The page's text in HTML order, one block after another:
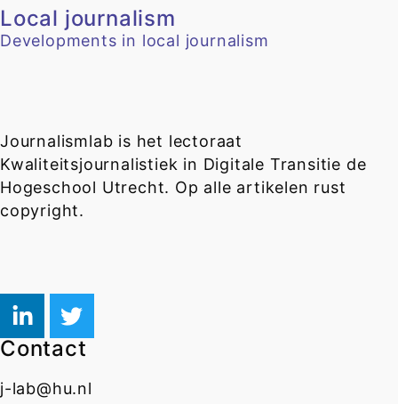
Local journalism
Developments in local journalism
Journalismlab is het lectoraat
Kwaliteitsjournalistiek in Digitale Transitie de
Hogeschool Utrecht. Op alle artikelen rust
copyright.
Contact
j-lab@hu.nl